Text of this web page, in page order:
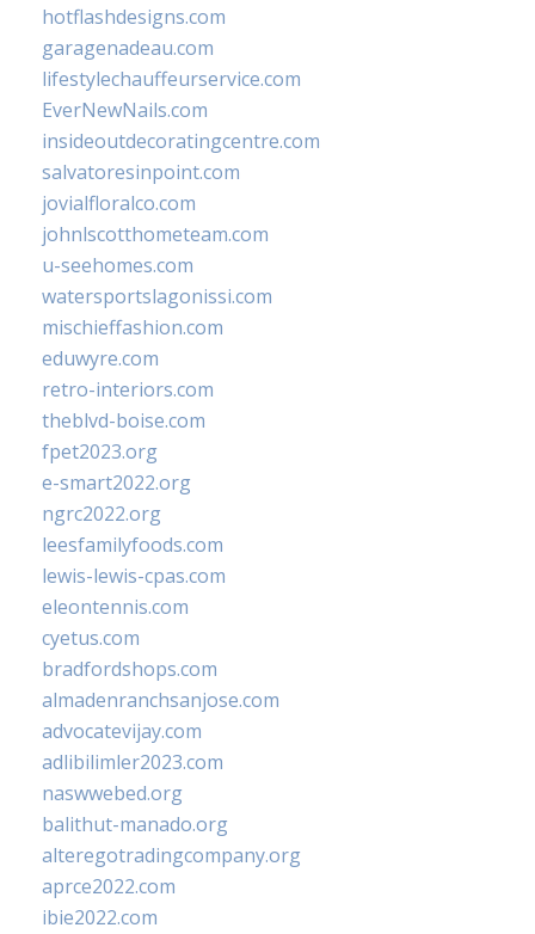
hotflashdesigns.com
garagenadeau.com
lifestylechauffeurservice.com
EverNewNails.com
insideoutdecoratingcentre.com
salvatoresinpoint.com
jovialfloralco.com
johnlscotthometeam.com
u-seehomes.com
watersportslagonissi.com
mischieffashion.com
eduwyre.com
retro-interiors.com
theblvd-boise.com
fpet2023.org
e-smart2022.org
ngrc2022.org
leesfamilyfoods.com
lewis-lewis-cpas.com
eleontennis.com
cyetus.com
bradfordshops.com
almadenranchsanjose.com
advocatevijay.com
adlibilimler2023.com
naswwebed.org
balithut-manado.org
alteregotradingcompany.org
aprce2022.com
ibie2022.com